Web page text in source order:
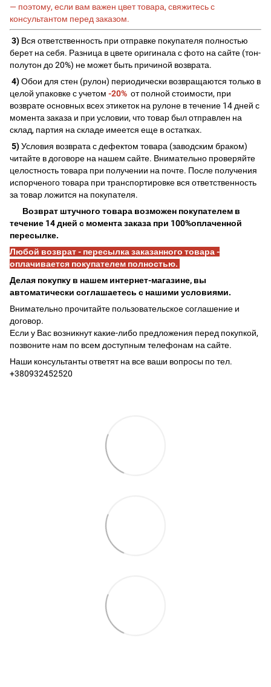
— поэтому, если вам важен цвет товара, свяжитесь с
консультантом перед заказом.
3) Вся ответственность при отправке покупателя полностью
берет на себя. Разница в цвете оригинала с фото на сайте (тон-
полутон до 20%) не может быть причиной возврата.
4)Обои для стен (рулон) периодически возвращаются только в
целой упаковке с учетом -20% от полной стоимости, при
возврате основных всех этикеток на рулоне в течение 14 дней с
момента заказа и при условии, что товар был отправлен на
склад, партия на складе имеется еще в остатках.
5)Условия возврата с дефектом товара (заводским браком)
читайте в договоре на нашем сайте. Внимательно проверяйте
целостность товара при получении на почте. После получения
испорченого товара при транспортировке вся ответственность
за товар ложится на покупателя.
Возврат штучного товара возможен покупателем в
течение 14 дней с момента заказа при 100%оплаченной
пересылке.
Любой возврат - пересылка заказанного товара -
оплачивается покупателем полностью.
Делая покупку в нашем интернет-магазине, вы
автоматически соглашаетесь с нашими условиями.
Внимательно прочитайте пользовательское соглашение и
договор.
Если у Вас возникнут какие-либо предложения перед покупкой,
позвоните нам по всем доступным телефонам на сайте.
Наши консультанты ответят на все ваши вопросы по тел.
+380932452520